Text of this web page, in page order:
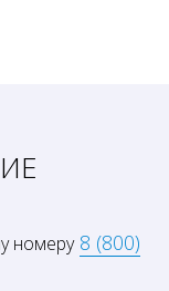
номеру 8 (800)